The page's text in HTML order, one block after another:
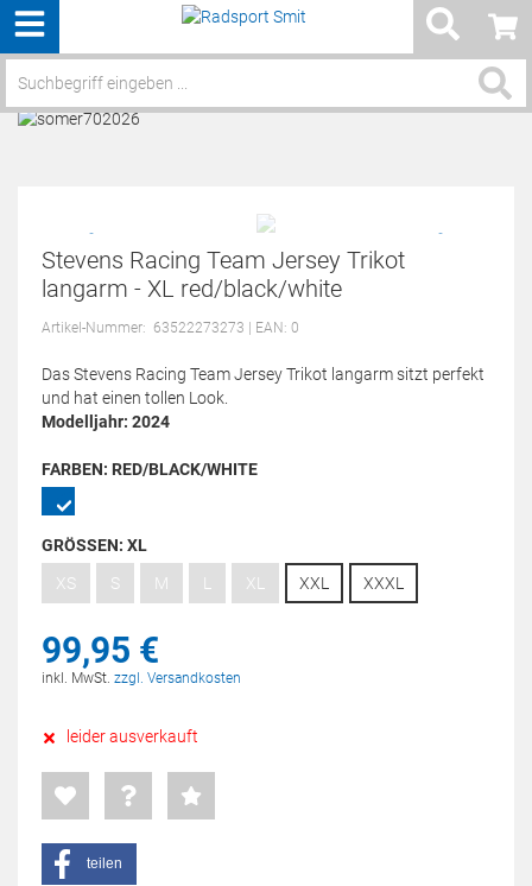
Menü
Service / Hilfe
Stevens Racing Team Jersey Trikot
langarm - XL red/black/white
Artikel-Nummer: 63522273273 | EAN: 0
Das Stevens Racing Team Jersey Trikot langarm sitzt perfekt
und hat einen tollen Look.
Modelljahr: 2024
FARBEN: RED/BLACK/WHITE
GRÖSSEN: XL
XS
S M XL XXL XXXL
99,95 €
inkl. MwSt. zzgl. Versandkosten
leider ausverkauft
teilen